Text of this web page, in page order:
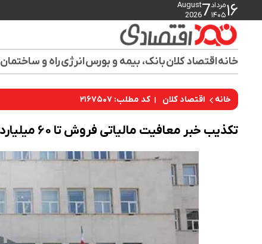
۱۶مرداد
۱۴۰۵7
August
2026
خانهاقتصاد کلانبانک، بیمه و بورسانرژیراه و ساختمان
خانه اقتصاد کلان کد مطلب: ۲۱۶۷۵۰۷
تکذیب خبر معافیت مالیاتی فروش تا ۶۰ میلیارد در سال ١۴٠۵